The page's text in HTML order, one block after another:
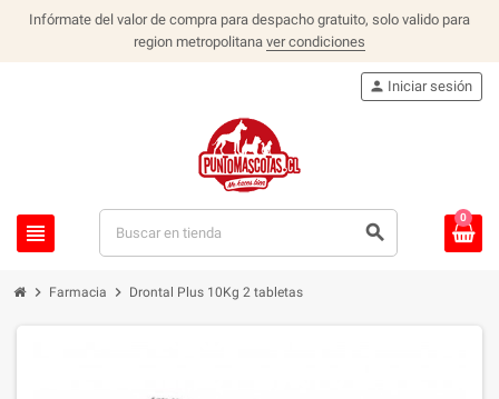
Infórmate del valor de compra para despacho gratuito, solo valido para
region metropolitana ver condiciones
view_headline search
person Iniciar sesión
0
chevron_right Farmacia chevron_right Drontal Plus 10Kg 2 tabletas